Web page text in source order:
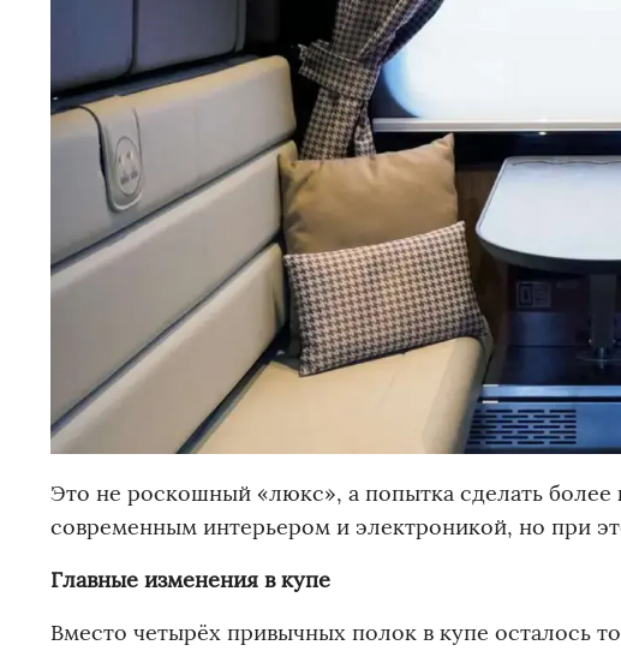
Это не роскошный «люкс», а попытка сделать
современным интерьером и электроникой, но при
Главные изменения в купе
Вместо четырёх привычных полок в купе осталось